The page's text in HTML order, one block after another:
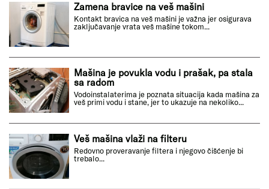
Zamena bravice na veš mašini
Kontakt bravica na veš mašini je važna jer osigurava
zaključavanje vrata veš mašine tokom...
Mašina je povukla vodu i prašak, pa stala
sa radom
Vodoinstalaterima je poznata situacija kada mašina za
veš primi vodu i stane, jer to ukazuje na nekoliko...
Veš mašina vlaži na filteru
Redovno proveravanje filtera i njegovo čišćenje bi
trebalo...